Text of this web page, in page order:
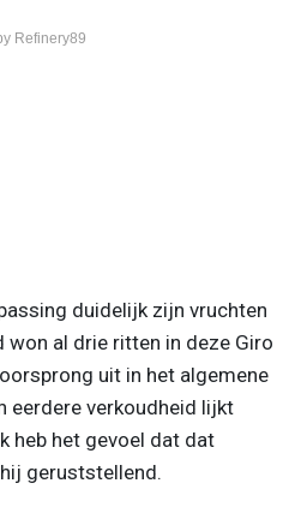
Refinery89
duidelijk zijn vruchten
won al drie ritten in deze Giro
uit in het algemene
eerdere verkoudheid lijkt
heb het gevoel dat dat
geruststellend.